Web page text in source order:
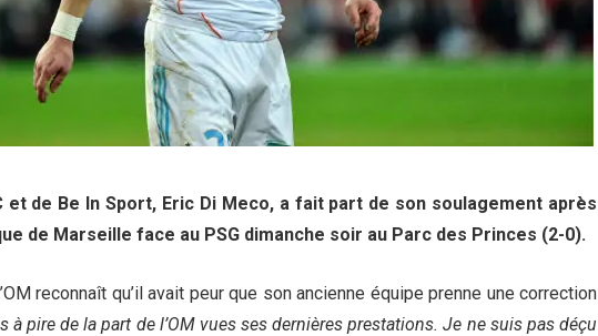
et de Be In Sport, Eric Di Meco, a fait part de son soulagement après
de Marseille face au PSG dimanche soir au Parc des Princes (2-0).
reconnaît qu’il avait peur que son ancienne équipe prenne une correction
à pire de la part de l’OM vues ses dernières prestations. Je ne suis pas déçu